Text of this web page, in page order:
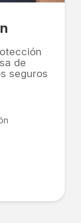
de
seguros